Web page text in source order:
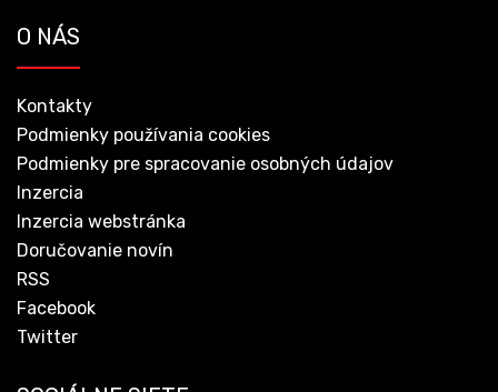
O NÁS
Kontakty
Podmienky používania cookies
Podmienky pre spracovanie osobných údajov
Inzercia
Inzercia webstránka
Doručovanie novín
RSS
Facebook
Twitter